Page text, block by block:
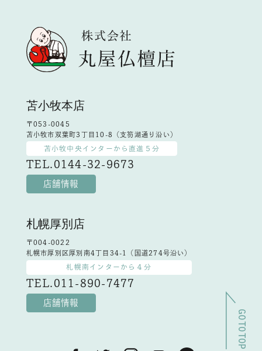
苫小牧本店
〒053-0045
苫小牧市双葉町3丁目10-8（支笏湖通り沿い）
苫小牧中央インターから直進５分
TEL.0144-32-9673
店舗情報
札幌厚別店
〒004-0022
札幌市厚別区厚別南4丁目34-1（国道274号沿い）
札幌南インターから４分
TEL.011-890-7477
店舗情報
GO TO TOP